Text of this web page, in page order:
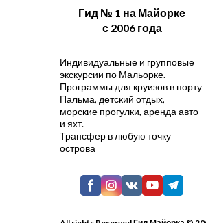
Гид № 1 на Майорке
с 2006 года
Индивидуальные и групповые
экскурсии по Мальорке.
Программы для круизов в порту
Пальма, детский отдых,
морские прогулки, аренда авто
и яхт.
Трансфер в любую точку
острова